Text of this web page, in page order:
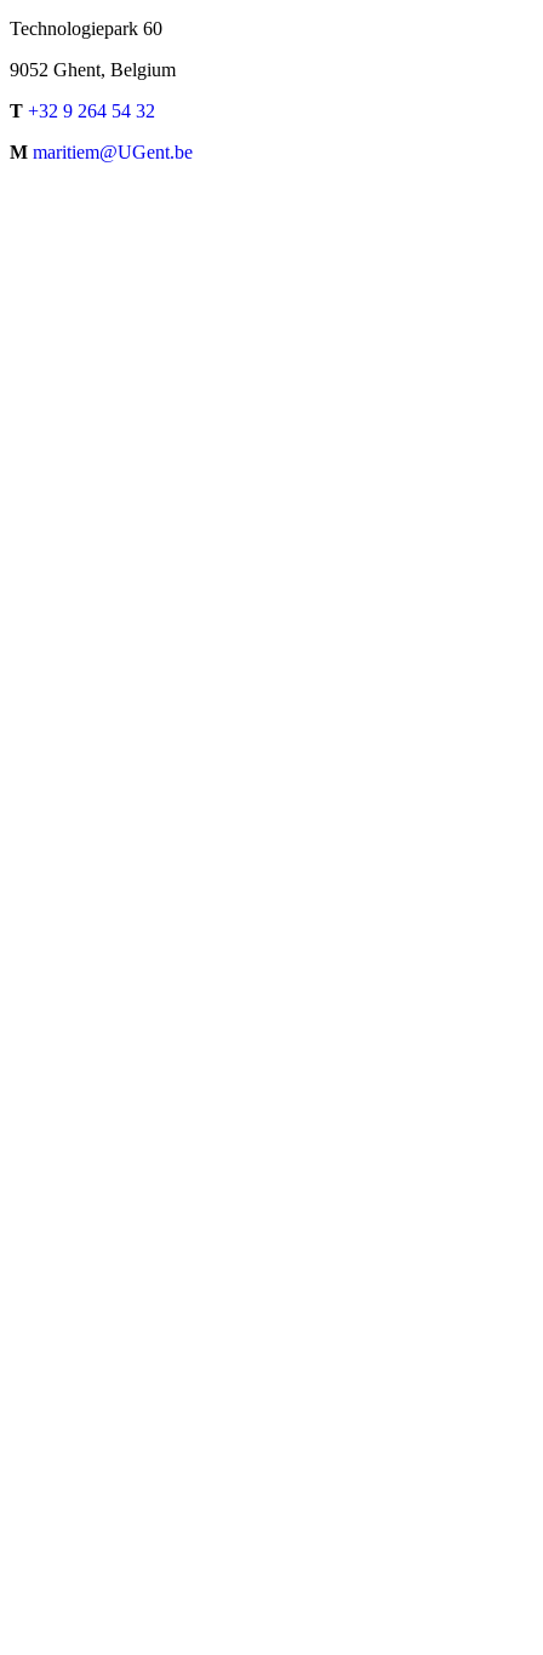
Technologiepark 60
9052 Ghent, Belgium
T +32 9 264 54 32
M maritiem@UGent.be